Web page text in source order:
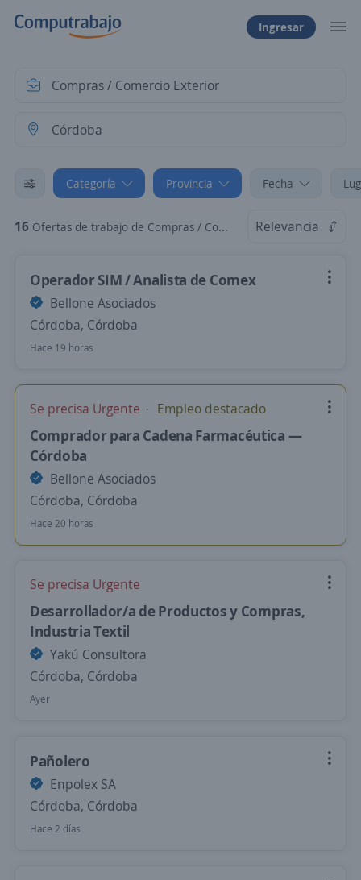
Ingresar
Categoría Provincia Fecha
16 Ofertas de trabajo de Compras / Comercio Exterior en Córdoba, Córdoba Relevancia
Operador SIM / Analista de Comex
Bellone Asociados
Córdoba, Córdoba
Hace 19 horas
Se precisa Urgente Empleo destacado
Comprador para Cadena Farmacéutica —
Córdoba
Bellone Asociados
Córdoba, Córdoba
Hace 20 horas
Se precisa Urgente
Desarrollador/a de Productos y Compras,
Industria Textil
Yakú Consultora
Córdoba, Córdoba
Ayer
Pañolero
Enpolex SA
Córdoba, Córdoba
Hace 2 días